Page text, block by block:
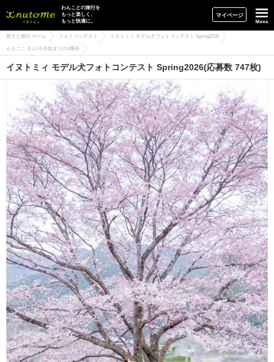
イヌトミィ
わんことの旅行を
もっと楽しく、
もっと快適に。
マイページ
愛犬と旅行 ホーム フォトコンテスト イヌトミィ モデル犬フォトコンテスト Spring2026
ももここ さん/今年始まりの1番桜
イヌトミィ モデル犬フォトコンテスト Spring2026(応募数 747枚)